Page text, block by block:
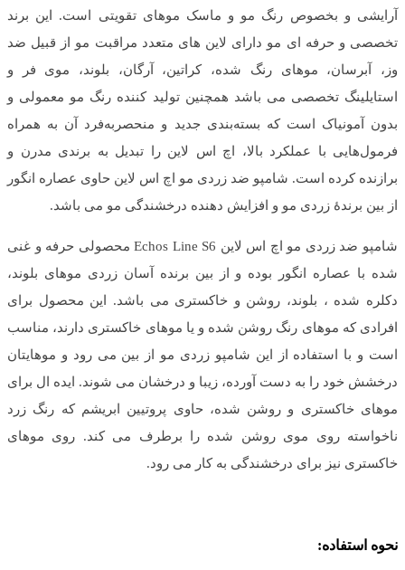
آرایشی و بخصوص رنگ مو و ماسک موهای تقویتی است. این برند
تخصصی و حرفه ای مو دارای لاین های متعدد مراقبت مو از قبیل ضد
وز، آبرسان، موهای رنگ شده، کراتین، آرگان، بلوند، موی فر و
استایلینگ تخصصی می باشد همچنین تولید کننده رنگ مو معمولی و
بدون آمونیاک است که بسته‌بندی جدید و منحصربه‌فرد آن به همراه
فرمول‌هایی با عملکرد بالا، اچ اس لاین را تبدیل به برندی مدرن و
برازنده کرده است. شامپو ضد زردی مو اچ اس لاین حاوی عصاره انگور
از بین برندۀ زردی مو و افزایش دهنده درخشندگی مو می باشد.
شامپو ضد زردی مو اچ اس لاین Echos Line S6 محصولی حرفه و غنی
شده با عصاره انگور بوده و از بین برنده آسان زردی موهای بلوند،
دکلره شده ، بلوند، روشن و خاکستری می باشد. این محصول برای
افرادی که موهای رنگ روشن شده و یا موهای خاکستری دارند، مناسب
است و با استفاده از این شامپو زردی مو از بین می رود و موهایتان
درخشش خود را به دست آورده، زیبا و درخشان می شوند. ايده ال براى
موهاى خاكسترى و روشن شده، حاوى پروتيين ابريشم كه رنگ زرد
ناخواسته روى موى روشن شده را برطرف مى كند. روى موهاى
خاكسترى نيز براى درخشندگى به كار مى رود.
نحوه استفاده: